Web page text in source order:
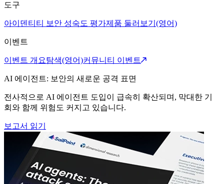
도구
아이덴티티 보안 성숙도 평가제품 둘러보기(영어)
이벤트
이벤트 개요탐색(영어)커뮤니티 이벤트
AI 에이전트: 보안의 새로운 공격 표면
전사적으로 AI 에이전트 도입이 급속히 확산되며, 막대한 기
회와 함께 위험도 커지고 있습니다.
보고서 읽기